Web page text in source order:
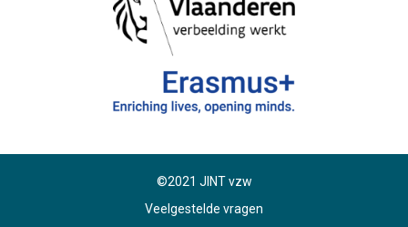
©2021 JINT vzw
Veelgestelde vragen